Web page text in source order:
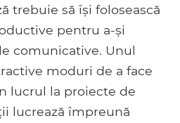
trebuie să își folosească
pentru a-și
comunicative. Unul
moduri de a face
lucrul la proiecte de
lucrează împreună